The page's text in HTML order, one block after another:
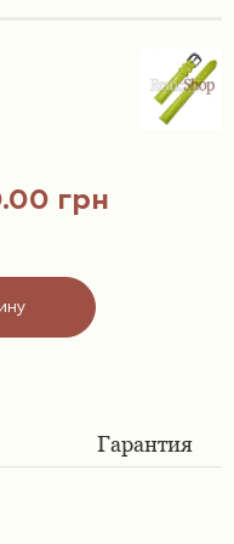
мм
мм
мм
мм
мм
Tissot
грн
Гарантия